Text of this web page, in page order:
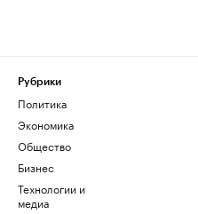
Рубрики
Политика
Экономика
Общество
Бизнес
Технологии и
медиа